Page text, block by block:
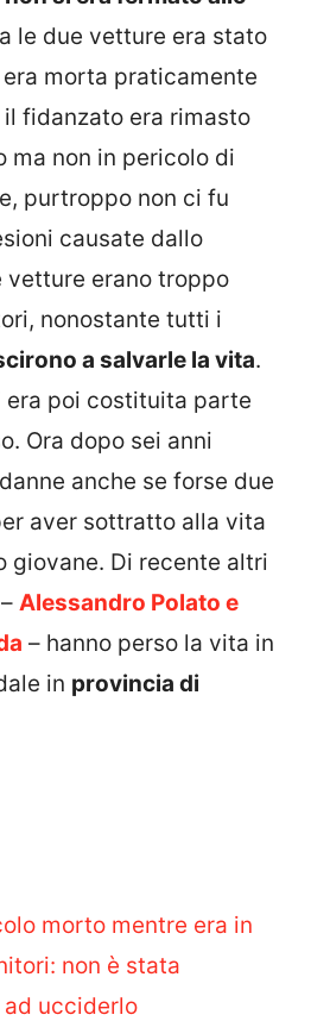
le due vetture era stato
morta praticamente
fidanzato era rimasto
ma non in pericolo di
purtroppo non ci fu
causate dallo
vetture erano troppo
nonostante tutti i
a salvarle la vita.
era poi costituita parte
Ora dopo sei anni
anche se forse due
aver sottratto alla vita
giovane. Di recente altri
Alessandro Polato e
– hanno perso la vita in
in provincia di
morto mentre era in
non è stata
ad ucciderlo